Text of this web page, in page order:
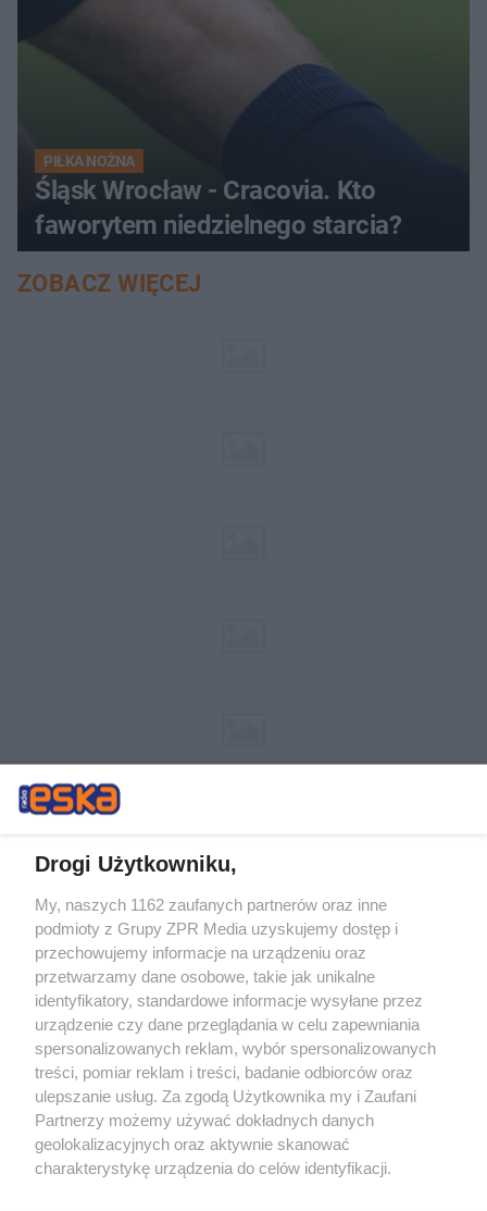
PIŁKA NOŻNA
Śląsk Wrocław - Cracovia. Kto
faworytem niedzielnego starcia?
ZOBACZ WIĘCEJ
Żaden utwór zamieszczony w serwisie nie może być powielany i
rozpowszechniany lub dalej rozpowszechniany w jakikolwiek sposób (w
tym także elektroniczny lub mechaniczny) na jakimkolwiek polu
eksploatacji w jakiejkolwiek formie, włącznie z umieszczaniem w
Internecie bez pisemnej zgody właściciela praw. Jakiekolwiek użycie lub
wykorzystanie utworów w całości lub w części z naruszeniem prawa,
tzn. bez właściwej zgody, jest zabronione pod groźbą kary i może być
ścigane prawnie.
Drogi Użytkowniku,
My, naszych 1162 zaufanych partnerów oraz inne
podmioty z Grupy ZPR Media uzyskujemy dostęp i
przechowujemy informacje na urządzeniu oraz
przetwarzamy dane osobowe, takie jak unikalne
identyfikatory, standardowe informacje wysyłane przez
urządzenie czy dane przeglądania w celu zapewniania
spersonalizowanych reklam, wybór spersonalizowanych
treści, pomiar reklam i treści, badanie odbiorców oraz
ulepszanie usług. Za zgodą Użytkownika my i Zaufani
Partnerzy możemy używać dokładnych danych
geolokalizacyjnych oraz aktywnie skanować
charakterystykę urządzenia do celów identyfikacji.